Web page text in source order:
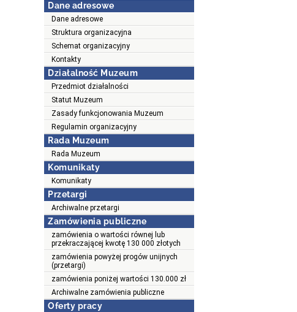
Dane adresowe
Dane adresowe
Struktura organizacyjna
Schemat organizacyjny
Kontakty
Działalność Muzeum
Przedmiot działalności
Statut Muzeum
Zasady funkcjonowania Muzeum
Regulamin organizacyjny
Rada Muzeum
Rada Muzeum
Komunikaty
Komunikaty
Przetargi
Archiwalne przetargi
Zamówienia publiczne
zamówienia o wartości równej lub
przekraczającej kwotę 130 000 złotych
zamówienia powyżej progów unijnych
(przetargi)
zamówienia poniżej wartości 130.000 zł
Archiwalne zamówienia publiczne
Oferty pracy